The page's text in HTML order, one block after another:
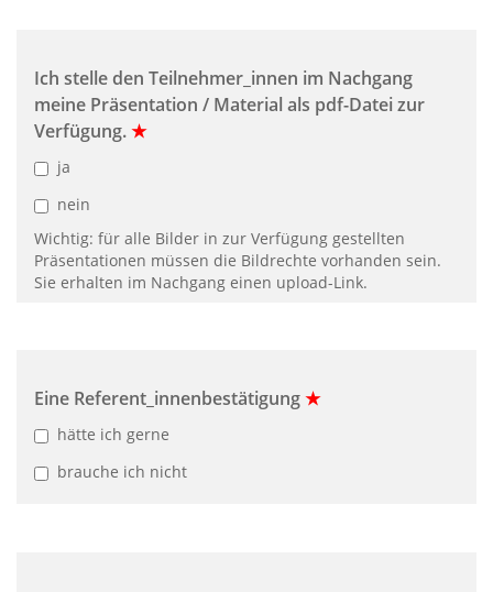
Ich stelle den Teilnehmer_innen im Nachgang
meine Präsentation / Material als pdf-Datei zur
Verfügung.★
ja
nein
Wichtig: für alle Bilder in zur Verfügung gestellten
Präsentationen müssen die Bildrechte vorhanden sein.
Sie erhalten im Nachgang einen upload-Link.
Eine Referent_innenbestätigung★
hätte ich gerne
brauche ich nicht